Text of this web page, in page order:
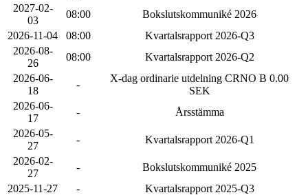
2027-02-
03
08:00
Bokslutskommuniké 2026
2026-11-04
08:00
Kvartalsrapport 2026-Q3
2026-08-
26
08:00
Kvartalsrapport 2026-Q2
2026-06-
18
-
X-dag ordinarie utdelning CRNO B 0.00
SEK
2026-06-
17
-
Årsstämma
2026-05-
27
-
Kvartalsrapport 2026-Q1
2026-02-
27
-
Bokslutskommuniké 2025
2025-11-27
-
Kvartalsrapport 2025-Q3